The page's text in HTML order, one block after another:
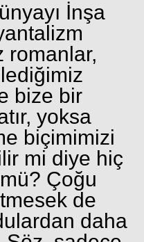
İnşa
romanlar,
bize bir
yoksa
biçimimizi
mi diye hiç
Çoğu
de
daha